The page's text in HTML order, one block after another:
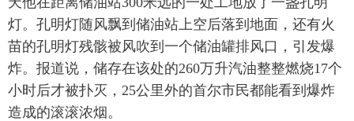
新华电视中文 新华电视英文 返回PC
灯。孔明灯随风飘到储油站上空后落到地面，还有火
苗的孔明灯残骸被风吹到一个储油罐排风口，引发爆
炸。报道说，储存在该处的260万升汽油整整燃烧17个
小时后才被扑灭，25公里外的首尔市民都能看到爆炸
造成的滚滚浓烟。